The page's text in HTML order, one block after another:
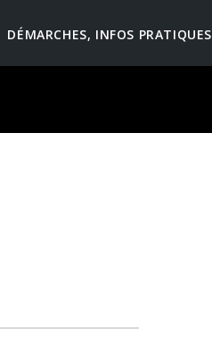
DÉMARCHES, INFOS PRATIQUES